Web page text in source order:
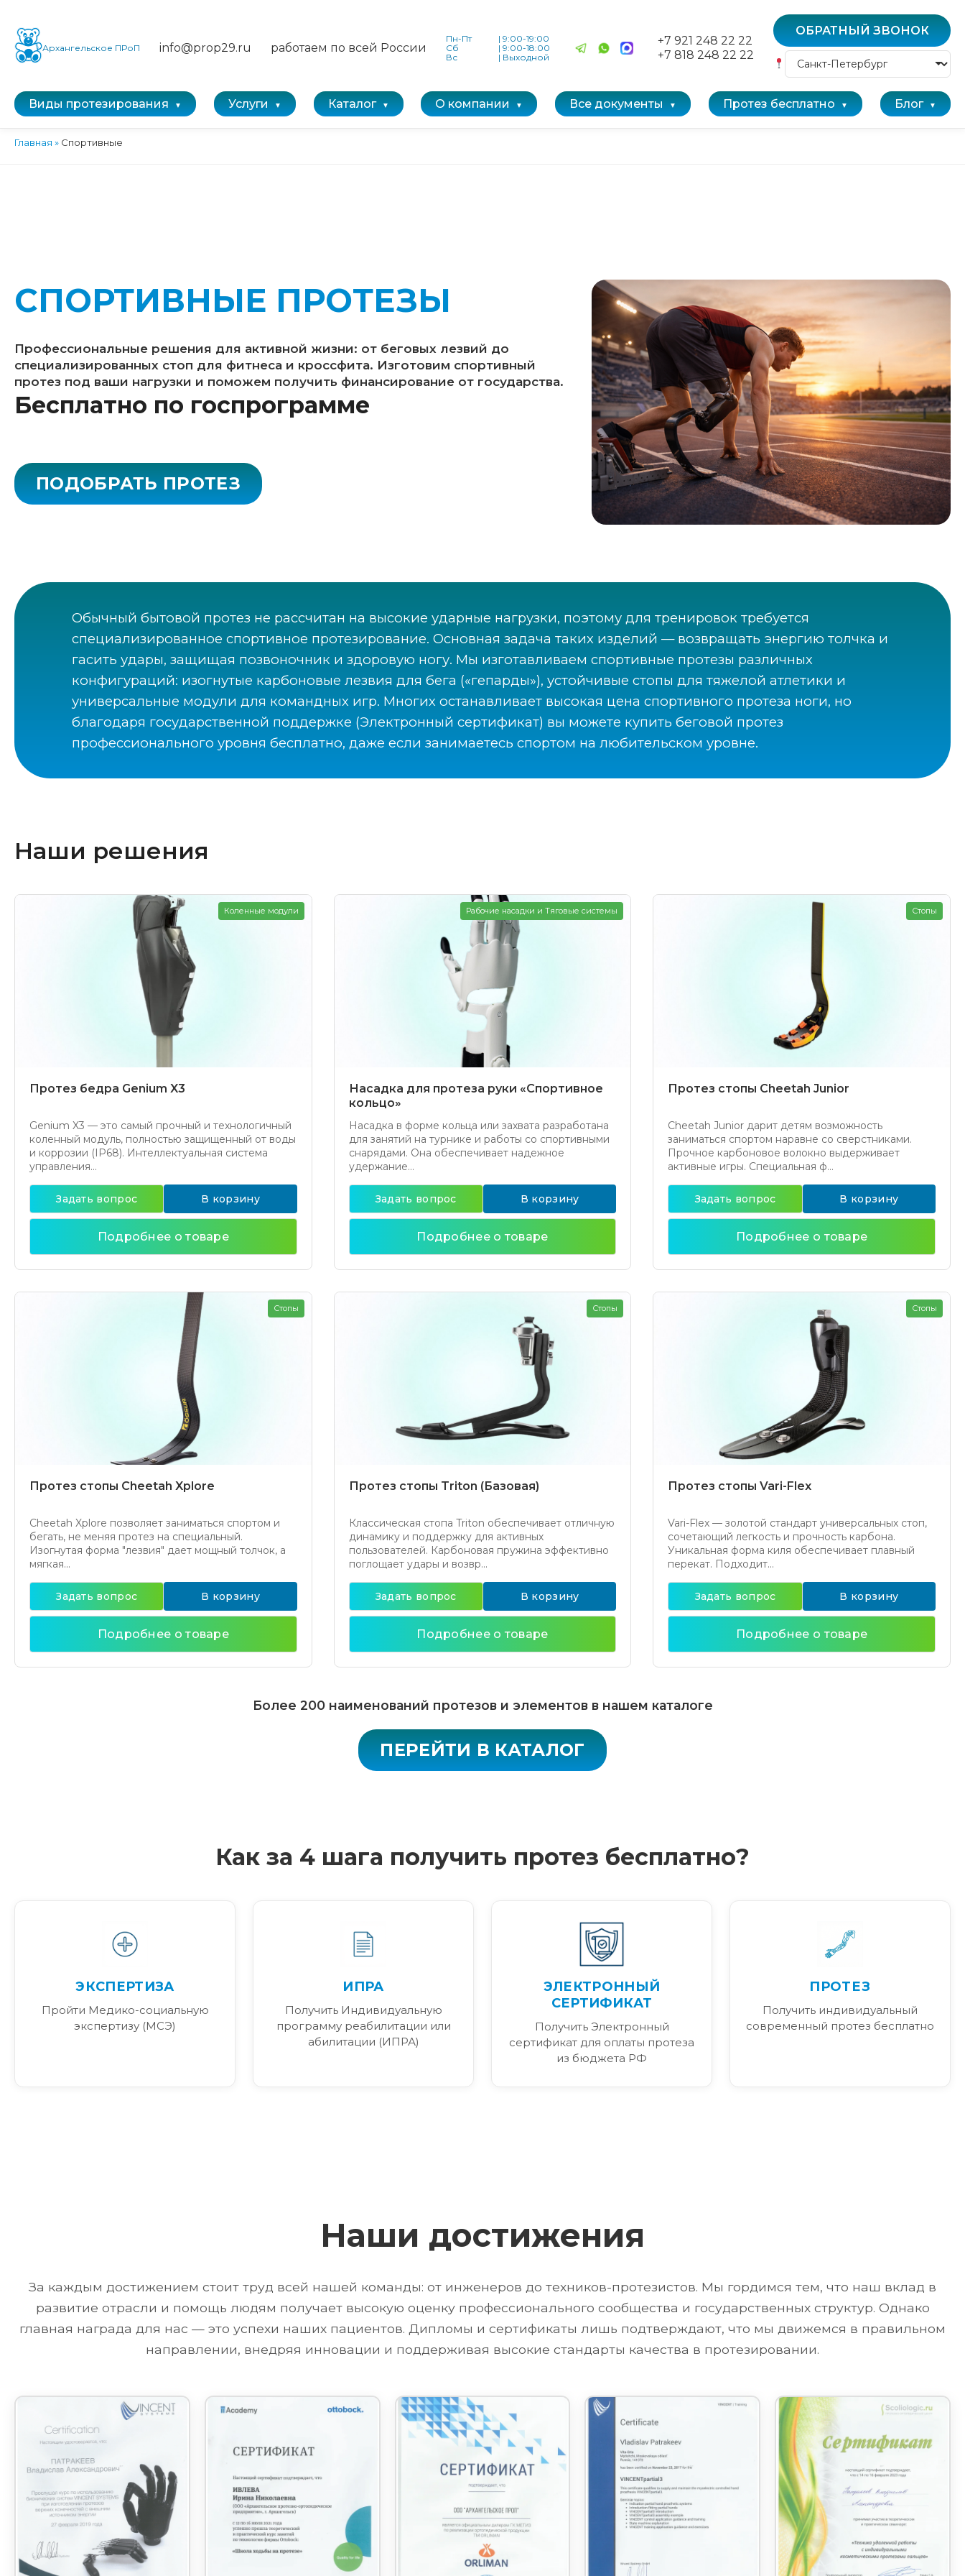
Архангельское ПРоП info@prop29.ru работаем по всей России
Пн-Пт | 9:00-19:00
Сб
| 9:00-18:00
Вс
| Выходной
+7 921 248 22 22
+7 818 248 22 22
ОБРАТНЫЙ ЗВОНОК
Виды протезирования Услуги Каталог О компании Все документы Протез бесплатно Блог
Главная » Спортивные
СПОРТИВНЫЕ ПРОТЕЗЫ
Профессиональные решения для активной жизни: от беговых лезвий до
специализированных стоп для фитнеса и кроссфита. Изготовим спортивный
протез под ваши нагрузки и поможем получить финансирование от государства.
Бесплатно по госпрограмме
ПОДОБРАТЬ ПРОТЕЗ
Обычный бытовой протез не рассчитан на высокие ударные нагрузки, поэтому для тренировок требуется
специализированное спортивное протезирование. Основная задача таких изделий — возвращать энергию толчка и
гасить удары, защищая позвоночник и здоровую ногу. Мы изготавливаем спортивные протезы различных
конфигураций: изогнутые карбоновые лезвия для бега («гепарды»), устойчивые стопы для тяжелой атлетики и
универсальные модули для командных игр. Многих останавливает высокая цена спортивного протеза ноги, но
благодаря государственной поддержке (Электронный сертификат) вы можете купить беговой протез
профессионального уровня бесплатно, даже если занимаетесь спортом на любительском уровне.
Наши решения
Протез бедра Genium X3
Genium X3 — это самый прочный и технологичный
коленный модуль, полностью защищенный от воды
и коррозии (IP68). Интеллектуальная система
управления...
Коленные модули
Задать вопрос В корзину
Подробнее о товаре
Насадка для протеза руки «Спортивное
кольцо»
Насадка в форме кольца или захвата разработана
для занятий на турнике и работы со спортивными
снарядами. Она обеспечивает надежное
удержание...
Рабочие насадки и Тяговые системы
Задать вопрос В корзину
Подробнее о товаре
Протез стопы Cheetah Junior
Cheetah Junior дарит детям возможность
заниматься спортом наравне со сверстниками.
Прочное карбоновое волокно выдерживает
активные игры. Специальная ф...
Стопы
Задать вопрос В корзину
Подробнее о товаре
Протез стопы Cheetah Xplore
Cheetah Xplore позволяет заниматься спортом и
бегать, не меняя протез на специальный.
Изогнутая форма "лезвия" дает мощный толчок, а
мягкая...
Стопы
Задать вопрос В корзину
Подробнее о товаре
Протез стопы Triton (Базовая)
Классическая стопа Triton обеспечивает отличную
динамику и поддержку для активных
пользователей. Карбоновая пружина эффективно
поглощает удары и возвр...
Стопы
Задать вопрос В корзину
Подробнее о товаре
Протез стопы Vari-Flex
Vari-Flex — золотой стандарт универсальных стоп,
сочетающий легкость и прочность карбона.
Уникальная форма киля обеспечивает плавный
перекат. Подходит...
Стопы
Задать вопрос В корзину
Подробнее о товаре
Более 200 наименований протезов и элементов в нашем каталоге
ПЕРЕЙТИ В КАТАЛОГ
Как за 4 шага получить протез бесплатно?
ЭКСПЕРТИЗА
Пройти Медико-социальную
экспертизу (МСЭ)
ИПРА
Получить Индивидуальную
программу реабилитации или
абилитации (ИПРА)
ЭЛЕКТРОННЫЙ
СЕРТИФИКАТ
Получить Электронный
сертификат для оплаты протеза
из бюджета РФ
ПРОТЕЗ
Получить индивидуальный
современный протез бесплатно
Наши достижения
За каждым достижением стоит труд всей нашей команды: от инженеров до техников-протезистов. Мы гордимся тем, что наш вклад в
развитие отрасли и помощь людям получает высокую оценку профессионального сообщества и государственных структур. Однако
главная награда для нас — это успехи наших пациентов. Дипломы и сертификаты лишь подтверждают, что мы движемся в правильном
направлении, внедряя инновации и поддерживая высокие стандарты качества в протезировании.